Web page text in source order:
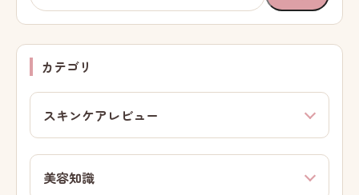
索:
カテゴリ
スキンケアレビュー
美容知識